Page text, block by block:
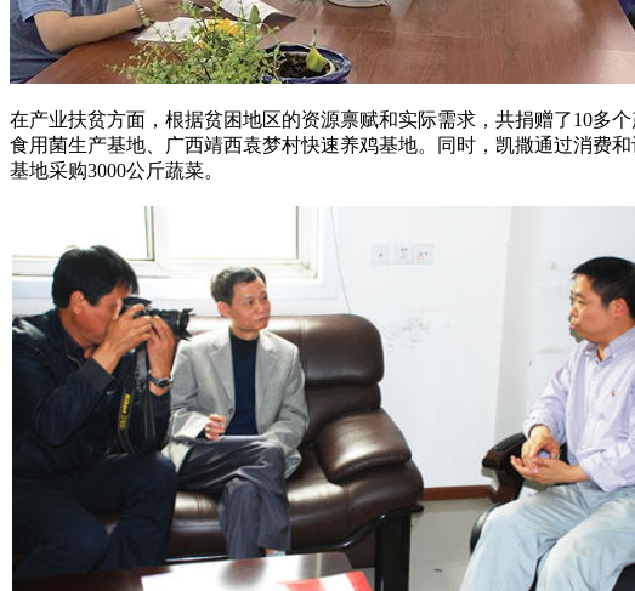
在产业扶贫方面，根据贫困地区的资源禀赋和实际需求，共捐赠了10多
食用菌生产基地、广西靖西袁梦村快速养鸡基地。同时，凯撒通过消费
基地采购3000公斤蔬菜。